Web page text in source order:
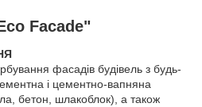
Facade"
фасадів будівель з будь-
і цементно-вапняна
бетон, шлакоблок), а також